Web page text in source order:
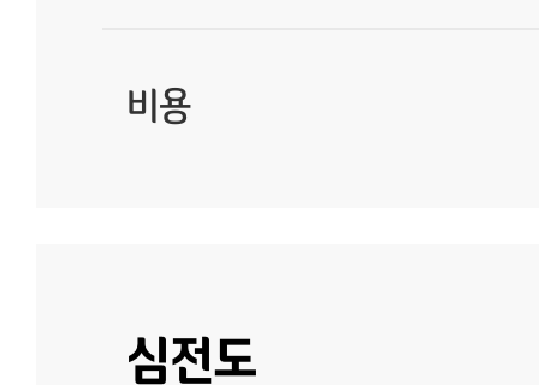
비용
심전도